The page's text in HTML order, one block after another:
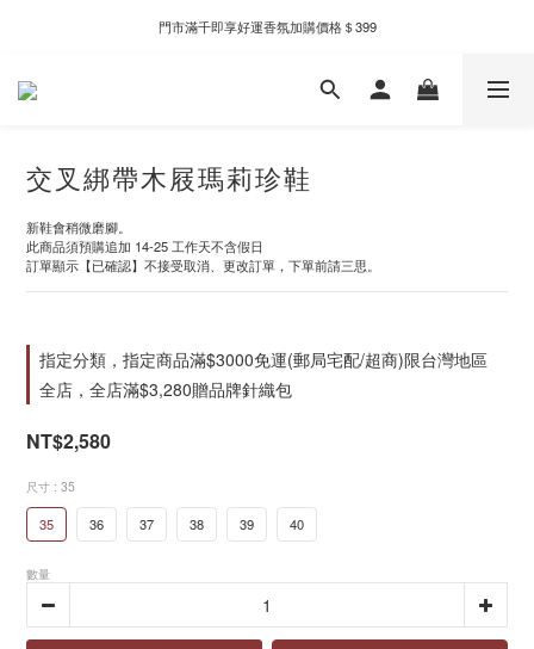
新自製款系列首批限時優惠｜單件95折，任兩件9折
門市滿千即享好運香氛加購價格＄399
新自製款系列首批限時優惠｜單件95折，任兩件9折
交叉綁帶木屐瑪莉珍鞋
新鞋會稍微磨腳。
此商品須預購追加 14-25 工作天不含假日
訂單顯示【已確認】不接受取消、更改訂單，下單前請三思。
指定分類，指定商品滿$3000免運(郵局宅配/超商)限台灣地區
全店，全店滿$3,280贈品牌針織包
NT$2,580
尺寸 : 35
35 36 37 38 39 40
數量